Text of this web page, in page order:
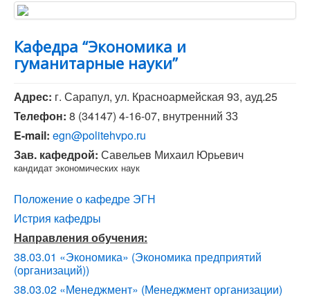
Абитуриенту
Кафедра “Экономика и
гуманитарные науки”
Адрес: г. Сарапул, ул. Красноармейская 93, ауд.25
Телефон: 8 (34147) 4-16-07, внутренний 33
E-mail: egn@politehvpo.ru
Зав. кафедрой: Савельев Михаил Юрьевич
кандидат экономических наук
Положение о кафедре ЭГН
Истрия кафедры
Направления обучения:
38.03.01 «Экономика» (Экономика предприятий
(организаций))
38.03.02 «Менеджмент» (Менеджмент организации)